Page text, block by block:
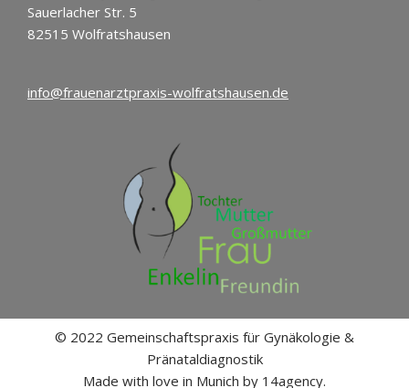
Sauerlacher Str. 5
82515 Wolfratshausen
info@frauenarztpraxis-wolfratshausen.de
© 2022 Gemeinschaftspraxis für Gynäkologie &
Pränataldiagnostik
Made with love in Munich by 14agency.